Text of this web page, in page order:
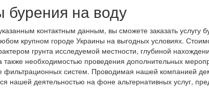
бурения на воду
контактным данным, вы сможете заказать услугу
крупном городе Украины на выгодных условиях.
грунта исследуемой местности, глубиной
необходимостью проведения дополнительных
фильтрационных систем. Проводимая нашей компанией
нашей деятельностью на фоне альтернативных услуг,